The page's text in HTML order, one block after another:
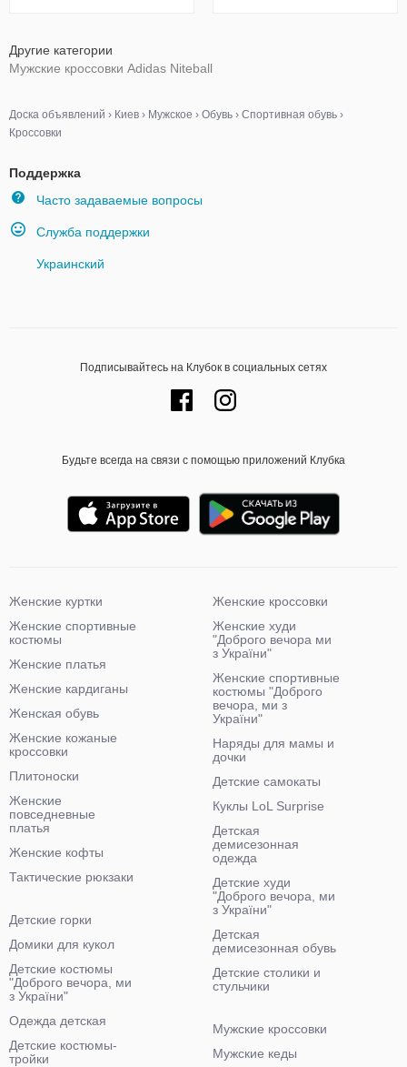
Другие категории
Мужские кроссовки Adidas Niteball
Доска объявлений › Киев › Мужское › Обувь › Спортивная обувь ›
Кроссовки
Поддержка
Часто задаваемые вопросы
Служба поддержки
Украинский
Подписывайтесь на Клубок в социальных сетях
Будьте всегда на связи с помощью приложений Клубка
Женские куртки
Женские спортивные
костюмы
Женские платья
Женские кардиганы
Женская обувь
Женские кожаные
кроссовки
Плитоноски
Женские
повседневные
платья
Женские кофты
Тактические рюкзаки
Женские кроссовки
Женские худи
"Доброго вечора ми
з України"
Женские спортивные
костюмы "Доброго
вечора, ми з
України"
Наряды для мамы и
дочки
Детские самокаты
Куклы LoL Surprise
Детская
демисезонная
одежда
Детские худи
"Доброго вечора, ми
з України"
Детская
демисезонная обувь
Детские столики и
стульчики
Детские горки
Домики для кукол
Детские костюмы
"Доброго вечора, ми
з України"
Одежда детская
Детские костюмы-
тройки
Мужские кроссовки
Мужские кеды